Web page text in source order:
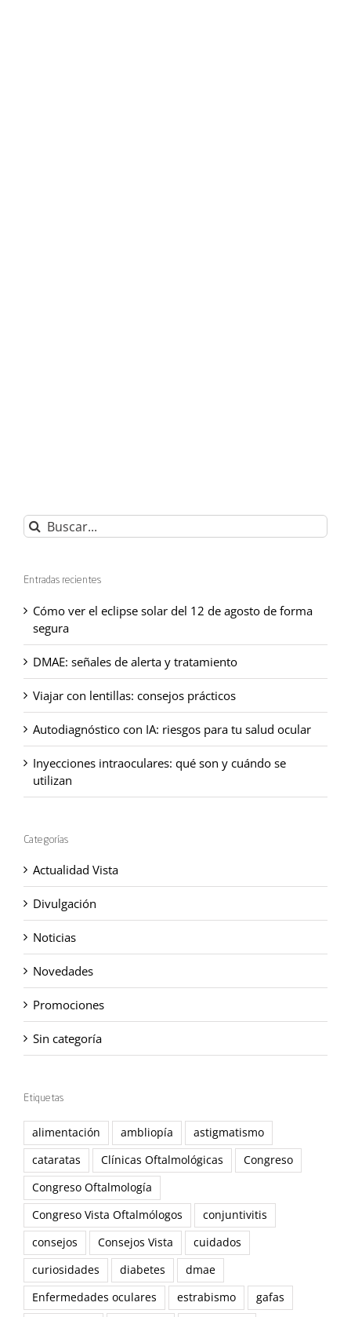
Buscar:
Entradas recientes
Cómo ver el eclipse solar del 12 de agosto de forma
segura
DMAE: señales de alerta y tratamiento
Viajar con lentillas: consejos prácticos
Autodiagnóstico con IA: riesgos para tu salud ocular
Inyecciones intraoculares: qué son y cuándo se
utilizan
Categorías
Actualidad Vista
Divulgación
Noticias
Novedades
Promociones
Sin categoría
Etiquetas
alimentación ambliopía
astigmatismo
cataratas
Clínicas Oftalmológicas
Congreso
Congreso Oftalmología
Congreso Vista Oftalmólogos
conjuntivitis
consejos
Consejos Vista
cuidados
curiosidades
diabetes
dmae
Enfermedades oculares
estrabismo
gafas